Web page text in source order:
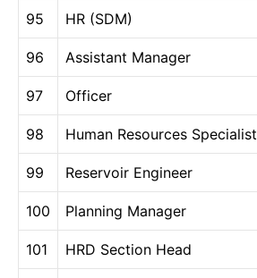
95 HR (SDM)
96 Assistant Manager
97 Officer
98 Human Resources Specialist
99 Reservoir Engineer
100 Planning Manager
101 HRD Section Head